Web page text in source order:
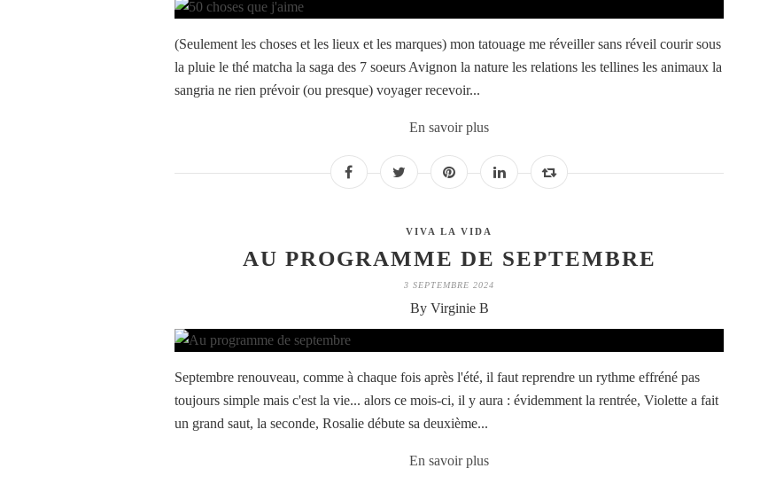
(Seulement les choses et les lieux et les marques) mon tatouage me réveiller sans réveil courir sous
la pluie le thé matcha la saga des 7 soeurs Avignon la nature les relations les tellines les animaux la
sangria ne rien prévoir (ou presque) voyager recevoir...
En savoir plus
VIVA LA VIDA
AU PROGRAMME DE SEPTEMBRE
3 SEPTEMBRE 2024
By Virginie B
Septembre renouveau, comme à chaque fois après l'été, il faut reprendre un rythme effréné pas
toujours simple mais c'est la vie... alors ce mois-ci, il y aura : évidemment la rentrée, Violette a fait
un grand saut, la seconde, Rosalie débute sa deuxième...
En savoir plus